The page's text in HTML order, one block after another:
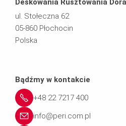
Deskowania Rusztowania
ul. Stołeczna 62
05-860 Płochocin
Polska
Bądźmy w kontakcie
+48 22 7217 400
info@peri.com.pl